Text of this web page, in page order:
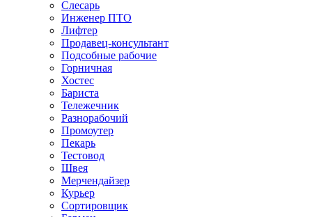
Слесарь
Инженер ПТО
Лифтер
Продавец-консультант
Подсобные рабочие
Горничная
Хостес
Бариста
Тележечник
Разнорабочий
Промоутер
Пекарь
Тестовод
Швея
Мерчендайзер
Курьер
Сортировщик